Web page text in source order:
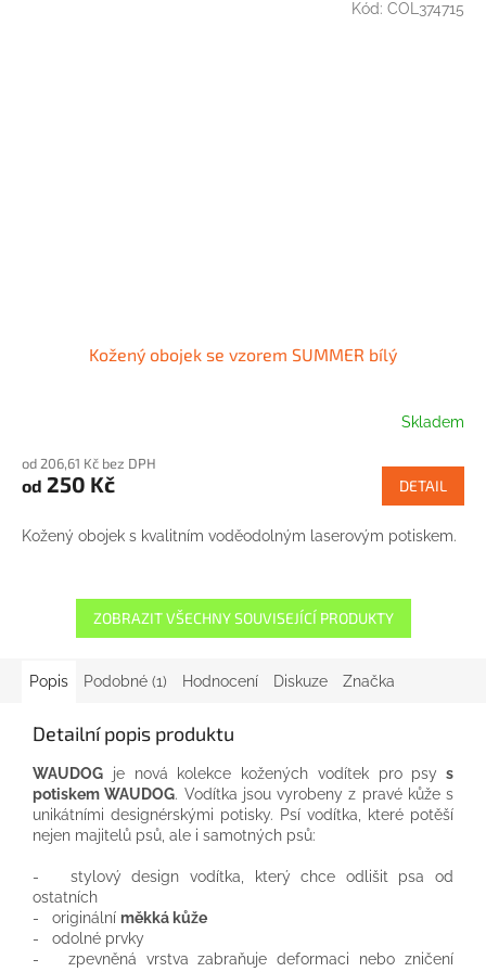
Kožený obojek se vzorem SUMMER bílý
Skladem
od 206,61 Kč bez DPH
od 250 Kč DETAIL
Kožený obojek s kvalitním voděodolným laserovým potiskem.
Kód: COL374715
ZOBRAZIT VŠECHNY SOUVISEJÍCÍ PRODUKTY
Popis Podobné (1) Hodnocení Diskuze Značka
Detailní popis produktu
WAUDOG je nová kolekce kožených vodítek pro psy s
potiskem WAUDOG. Vodítka jsou vyrobeny z pravé kůže s
unikátními designérskými potisky. Psí vodítka
které potěší
nejen majitelů psů , ale i samotných psů:
- stylový design vodítka který chce odlišit psa
od
ostatních
- originální měkká kůže
- odolné prvky
- zpevněná vrstva zabraňuje deformaci nebo zničení